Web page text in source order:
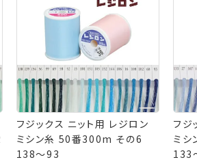
フジックス ニット用 レジロン
ミシン糸 50番300m その6
138～93
フジ
ミ
133